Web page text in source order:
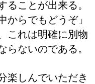
ることが出来る。
からでもどうぞ」
これは明確に別物
らないのである。
楽しんでいただき